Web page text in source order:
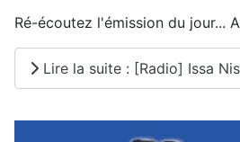
Ré-écoutez l'émission du jour...
Lire la suite : [Radio] Issa